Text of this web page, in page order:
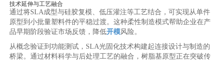
技术延伸与工艺融合
通过将SLA成型与硅胶复模、低压灌注等工艺结合，可实现从单件
原型到小批量塑料件的平稳过渡。这种柔性制造模式帮助企业在产
品早期阶段验证市场反馈，降低开模风险。
从概念验证到功能测试，SLA光固化技术构建起连接设计与制造的
桥梁。通过材料科学与后处理工艺的融合，树脂基原型正在突破传